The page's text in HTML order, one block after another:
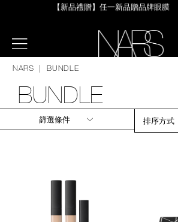
【8.6-8.9 限定】全館最高享14%回饋
【8/3-8/10限定】明星底妝買1送1
【8/3-8/10限定】限時輸碼贈迷你腮紅露
新客首購輸＜WELCOME＞享9折
選單"
官網最新活動
預約金曲獎妝容
官網優惠活動
官網獨家組合
水光頰彩系列
彩盤及禮盒組
臉部
彩妝服務
彩妝專欄
粉底線上試色
專業彩妝學院
NARS BUNDLE
BUNDLE
篩選條件